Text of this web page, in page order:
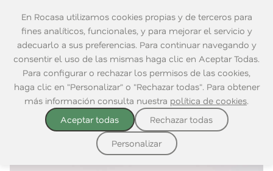
En Rocasa utilizamos cookies propias y de terceros para
fines analíticos, funcionales, y para mejorar el servicio y
adecuarlo a sus preferencias. Para continuar navegando y
consentir el uso de las mismas haga clic en Aceptar Todas.
Para configurar o rechazar los permisos de las cookies,
haga clic en "Personalizar" o "Rechazar todas". Para obtener
más información consulta nuestra política de cookies.
Aceptar todas
Rechazar todas
Personalizar
Home|Ordenación|Cajas y Cestas